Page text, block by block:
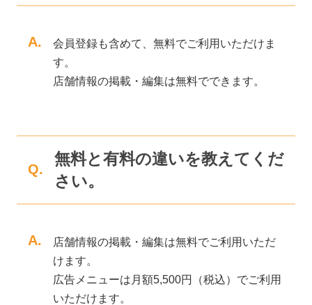
A.
会員登録も含めて、無料でご利用いただけま
す。
店舗情報の掲載・編集は無料でできます。
Q.
無料と有料の違いを教えてくだ
さい。
A.
店舗情報の掲載・編集は無料でご利用いただ
けます。
広告メニューは月額5,500円（税込）でご利用
いただけます。